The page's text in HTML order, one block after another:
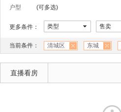
户型 (可多选)
更多条件： 类型 售卖
当前条件： 清城区 东城
直播看房